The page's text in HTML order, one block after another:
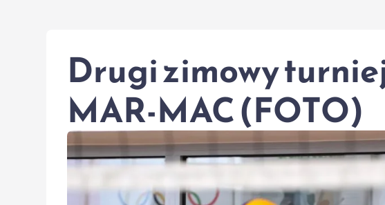
Drugi zimowy
MAR-MAC (FOTO)